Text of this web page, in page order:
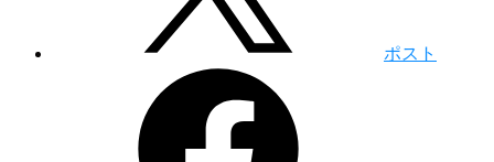
ポスト